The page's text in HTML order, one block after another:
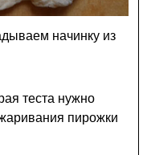
начинку из
теста нужно
пирожки